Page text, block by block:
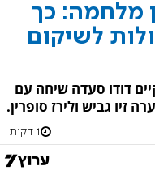
מלחמה: כך
לשיקום
דודו סעדה שיחה עם
זיו גביש ולירז סופרין.
1 דקות